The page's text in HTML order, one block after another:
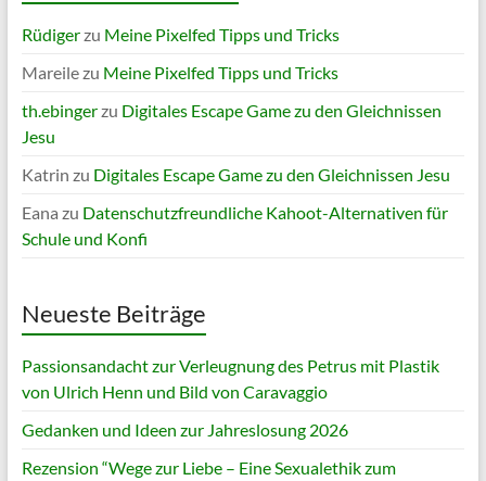
Rüdigerzu Meine Pixelfed Tipps und Tricks
Mareilezu Meine Pixelfed Tipps und Tricks
th.ebingerzu Digitales Escape Game zu den Gleichnissen
Jesu
Katrin zu Digitales Escape Game zu den Gleichnissen Jesu
Eana zu Datenschutzfreundliche Kahoot-Alternativen für
Schule und Konfi
Neueste Beiträge
Passionsandacht zur Verleugnung des Petrus mit Plastik
von Ulrich Henn und Bild von Caravaggio
Gedanken und Ideen zur Jahreslosung 2026
Rezension “Wege zur Liebe – Eine Sexualethik zum